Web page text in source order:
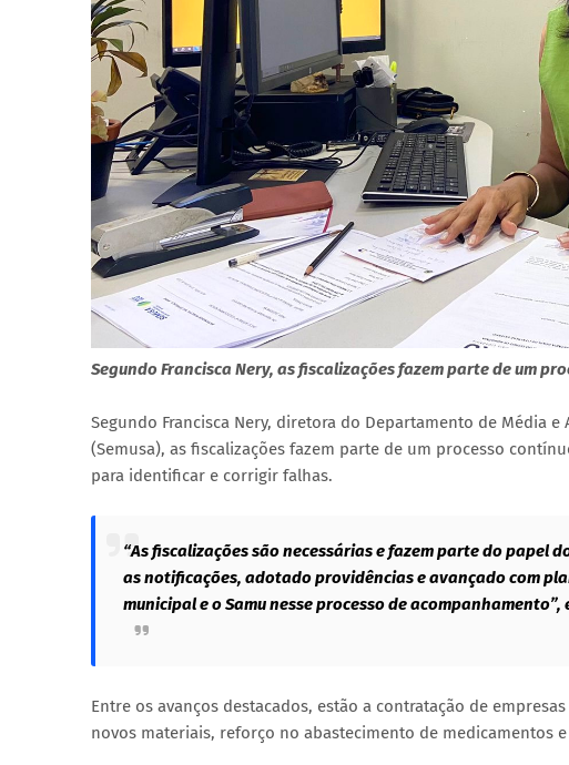
Segundo Francisca Nery, as fiscalizações fazem parte de um
Segundo Francisca Nery, diretora do Departamento de Média
(Semusa), as fiscalizações fazem parte de um processo
para identificar e corrigir falhas.
“As fiscalizações são necessárias e fazem parte do papel
as notificações, adotado providências e avançado com
municipal e o Samu nesse processo de acompanhamento”,
Entre os avanços destacados, estão a contratação de
novos materiais, reforço no abastecimento de medicamentos